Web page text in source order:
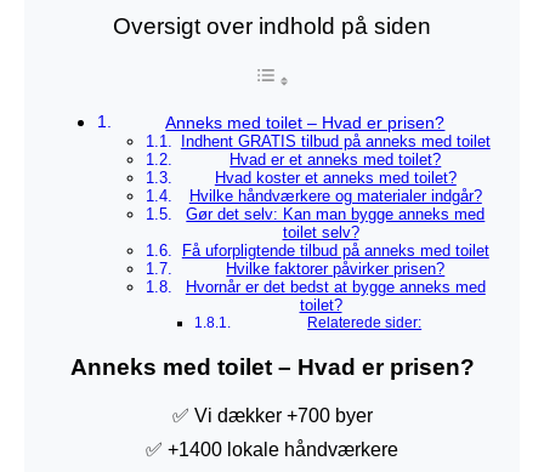
Oversigt over indhold på siden
Anneks med toilet – Hvad er prisen?
Indhent GRATIS tilbud på anneks med toilet
Hvad er et anneks med toilet?
Hvad koster et anneks med toilet?
Hvilke håndværkere og materialer indgår?
Gør det selv: Kan man bygge anneks med
toilet selv?
Få uforpligtende tilbud på anneks med toilet
Hvilke faktorer påvirker prisen?
Hvornår er det bedst at bygge anneks med
toilet?
Relaterede sider:
Anneks med toilet – Hvad er prisen?
✅ Vi dækker +700 byer
✅ +1400 lokale håndværkere